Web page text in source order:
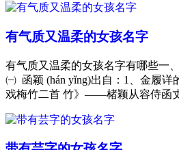
有气质又温柔的女孩名字
有气质又温柔的女孩名字有哪些一
㈠ 函颖 (hán yǐng)出自：1、金履详
戏梅竹二首 竹》——楮颖从容侍函